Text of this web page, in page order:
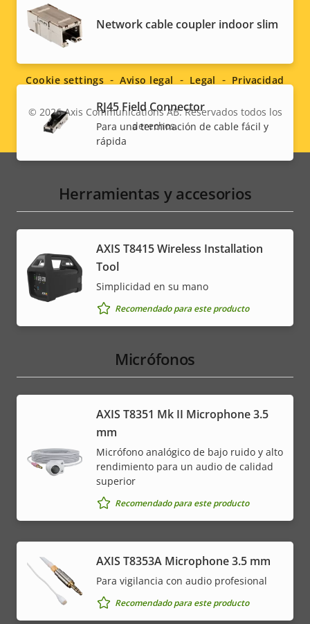
Network cable coupler indoor slim
RJ45 Field Connector
Para una terminación de cable fácil y
rápida
Herramientas y accesorios
AXIS T8415 Wireless Installation
Tool
Simplicidad en su mano
Recomendado para este producto
Micrófonos
AXIS T8351 Mk II Microphone 3.5
mm
Micrófono analógico de bajo ruido y alto
rendimiento para un audio de calidad
superior
Recomendado para este producto
AXIS T8353A Microphone 3.5 mm
Para vigilancia con audio profesional
Recomendado para este producto
menu
Legal
menu
© 2026Axis Communications AB. Reservados todos los
derechos.
Cookie settings Aviso legal Legal Privacidad